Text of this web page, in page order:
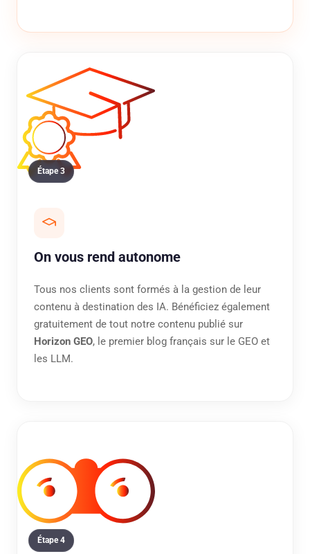
Étape 3
On vous rend autonome
Tous nos clients sont formés à la gestion de leur
contenu à destination des IA. Bénéficiez également
gratuitement de tout notre contenu publié sur
Horizon GEO, le premier blog français sur le GEO et
les LLM.
Étape 4